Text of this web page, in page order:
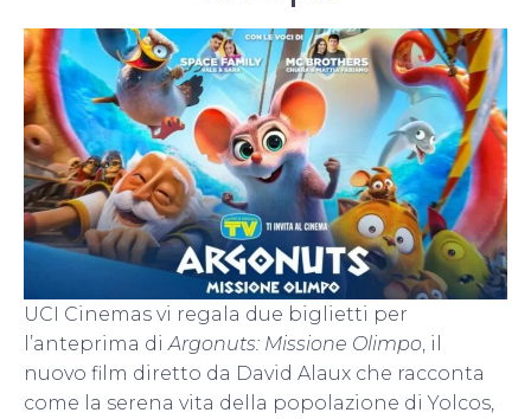
UCI Cinemas vi regala due biglietti per
l’anteprima diArgonuts: Missione Olimpo, il
nuovo film diretto da David Alaux che racconta
come la serena vita della popolazione di Yolcos,